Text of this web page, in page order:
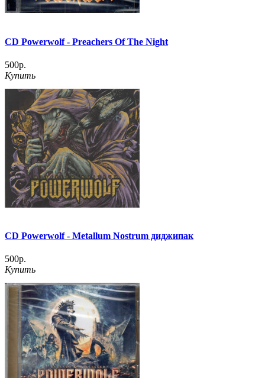
CD Powerwolf - Preachers Of The Night
500р.
Купить
CD Powerwolf - Metallum Nostrum диджипак
500р.
Купить